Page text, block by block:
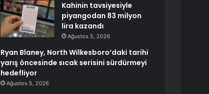
Kahinin tavsiyesiyle
piyangodan 83 milyon
lira kazandı
Ağustos 5, 2026
Ryan Blaney, North Wilkesboro’daki tarihi
yarış öncesinde sıcak serisini sürdürmeyi
hedefliyor
Ağustos 5, 2026